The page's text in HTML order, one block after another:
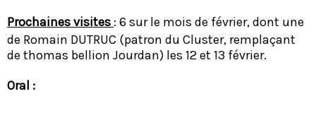
Prochaines visites : 6 sur le mois de février, dont une
de Romain DUTRUC (patron du Cluster, remplaçant
de thomas bellion Jourdan) les 12 et 13 février.
Oral :